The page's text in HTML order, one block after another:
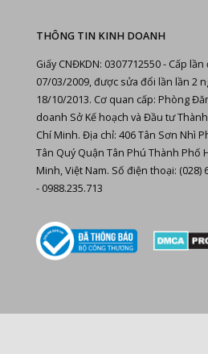
THÔNG TIN KINH DOANH
Giấy CNĐKDN: 0307712550 - Cấp
07/03/2009, được sửa đổi lần lần 2
18/10/2013. Cơ quan cấp: Phòng
doanh Sở Kế hoạch và Đầu tư
Chí Minh. Địa chỉ: 406 Tân Sơn Nhì
Tân Quý Quận Tân Phú Thành Phố
Minh, Việt Nam. Số điện thoại: (028)
- 0988.235.713